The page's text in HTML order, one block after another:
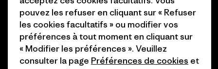
Cartes cadeaux
Nos magasins
Patagonia Suisse Plan du site
pouvez les refuser en cliquant sur « Refuser
les cookies facultatifs » ou modifier vos
préférences à tout moment en cliquant sur
« Modifier les préférences ». Veuillez
consulter la page Préférences de cookies et